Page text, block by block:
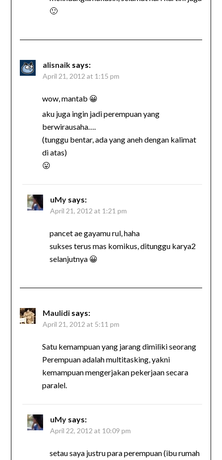
🙂
alisnaik says:
April 21, 2012 at 1:15 pm
wow, mantab 😀
aku juga ingin jadi perempuan yang
berwirausaha….
(tunggu bentar, ada yang aneh dengan kalimat
di atas)
😛
uMy says:
April 21, 2012 at 1:21 pm
pancet ae gayamu rul, haha
sukses terus mas komikus, ditunggu karya2
selanjutnya 😀
Maulidi says:
April 21, 2012 at 5:11 pm
Satu kemampuan yang jarang dimiliki seorang
Perempuan adalah multitasking, yakni
kemampuan mengerjakan pekerjaan secara
paralel.
uMy says:
April 22, 2012 at 10:09 pm
setau saya justru para perempuan (ibu rumah